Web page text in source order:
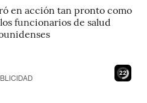
en acción tan pronto como
funcionarios de salud
20